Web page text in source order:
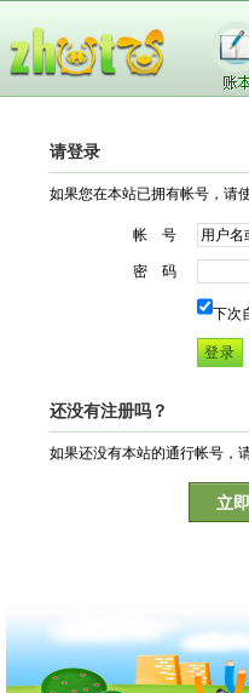
请登录
如果您在本站已拥有帐号，请
帐 号
密 码
下次
还没有注册吗？
如果还没有本站的通行帐号，
立